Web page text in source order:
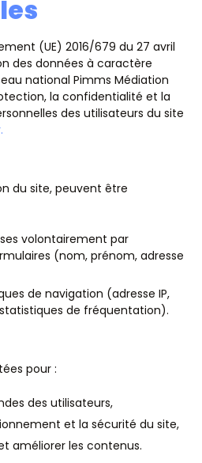
(UE) 2016/679 du 27 avril
des données à caractère
national Pimms Médiation
la confidentialité et la
des utilisateurs du site
du site, peuvent être
volontairement par
(nom, prénom, adresse
de navigation (adresse IP,
de fréquentation).
pour :
des utilisateurs,
et la sécurité du site,
améliorer les contenus.